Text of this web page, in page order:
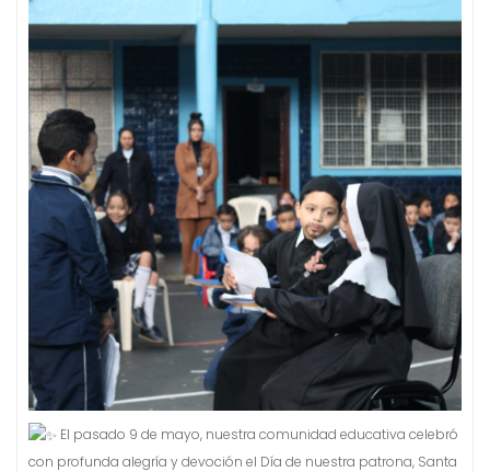
El pasado 9 de mayo, nuestra comunidad educativa celebró
con profunda alegría y devoción el Día de nuestra patrona, Santa